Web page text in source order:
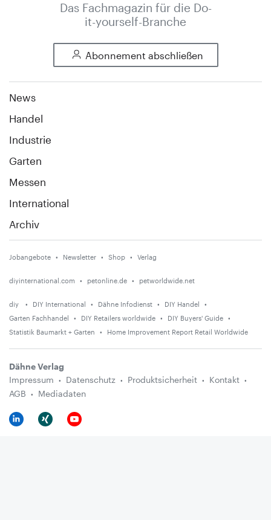
Das Fachmagazin für die Do-
it-yourself-Branche
Abonnement abschließen
News
Handel
Industrie
Garten
Messen
International
Archiv
Jobangebote Newsletter Shop Verlag
diyinternational.com petonline.de petworldwide.net
diy DIY International Dähne Infodienst
DIY Handel
Garten Fachhandel
DIY Retailers worldwide
DIY Buyers' Guide
Statistik Baumarkt + Garten
Home Improvement Report Retail Worldwide
Dähne Verlag
Impressum
Datenschutz Produktsicherheit
Kontakt
AGB
Mediadaten